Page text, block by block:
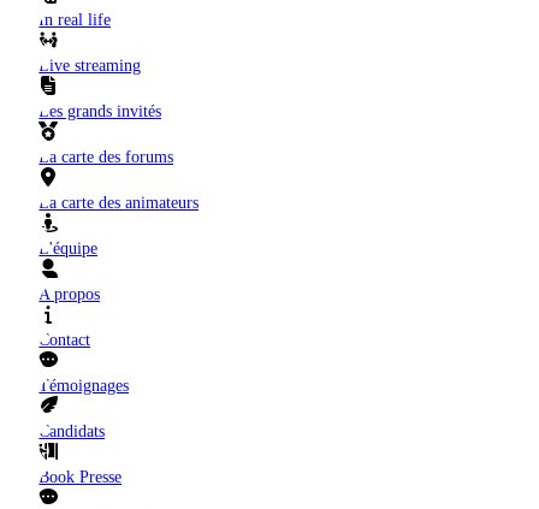
In real life
Live streaming
Les grands invités
La carte des forums
La carte des animateurs
L'équipe
A propos
Contact
Témoignages
Candidats
Book Presse